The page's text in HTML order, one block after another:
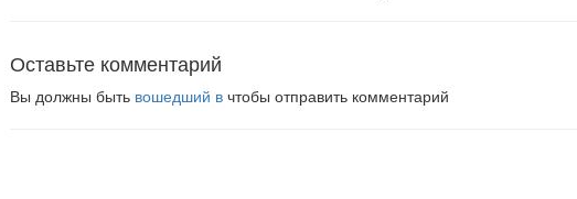
Оставьте комментарий
Вы должны быть вошедший в чтобы отправить комментарий